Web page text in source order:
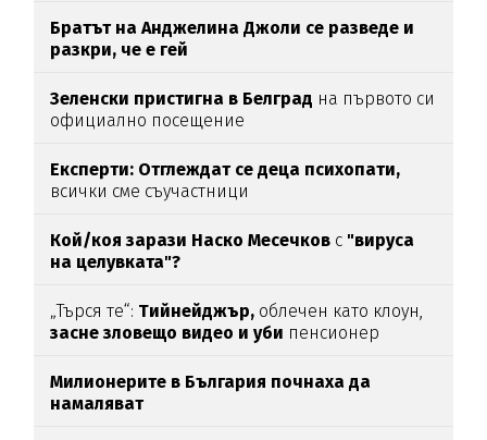
Братът на Анджелина Джоли се разведе и
разкри, че е гей
Зеленски пристигна в Белград на първото си
официално посещение
Експерти: Отглеждат се деца психопати,
всички сме съучастници
Кой/коя зарази Наско Месечков с "вируса
на целувката"?
„Търся те“: Тийнейджър, облечен като клоун,
засне зловещо видео и уби пенсионер
Милионерите в България почнаха да
намаляват